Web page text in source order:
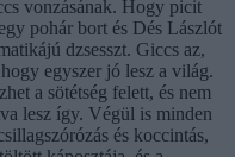
vonzásának. Hogy picit
pohár bort és Dés Lászlót
dzsesszt. Giccs az,
egyszer jó lesz a világ.
a sötétség felett, és nem
lesz így. Végül is minden
és koccintás,